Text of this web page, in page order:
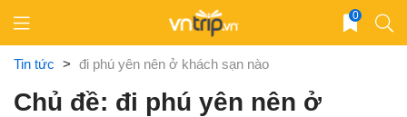
content
0
Tin tức > đi phú yên nên ở khách sạn nào
Chủ đề: đi phú yên nên ở